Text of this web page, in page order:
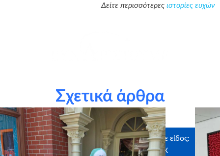
Δείτε περισσότερες ιστορίες ευχών
Αστέρι της Ευχής και με την υποστήριξή τους
εκπληρώσαμε την παρούσα ευχή
Ευχαριστούμε θερμά τους χορηγούς σε είδος:
SOFITEL, MYIKONA, CRAFTBOX
Σχετικά άρθρα